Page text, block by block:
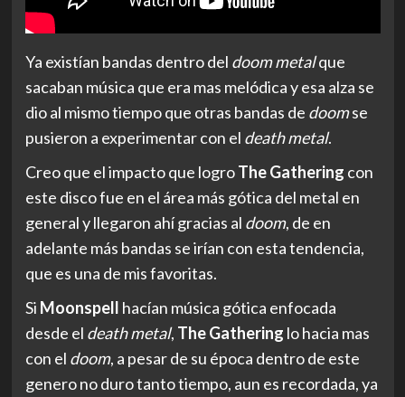
Ya existían bandas dentro del doom metalque
sacaban música que era mas melódica y esa alza se
dio al mismo tiempo que otras bandas de doomse
pusieron a experimentar con el death metal.
Creo que el impacto que logroThe Gathering con
este disco fue en el área más gótica del metal en
general y llegaron ahí gracias al doom, de en
adelante más bandas se irían con esta tendencia,
que es una de mis favoritas.
Si Moonspell hacían música gótica enfocada
desde el death metal, The Gathering lo hacia mas
con el doom, a pesar de su época dentro de este
genero no duro tanto tiempo, aun es recordada, ya